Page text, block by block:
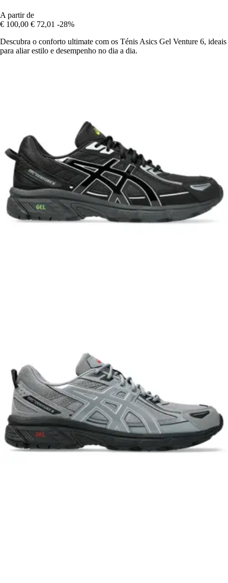
A partir de
€ 100,00 € 72,01 -28%
Descubra o conforto ultimate com os Ténis Asics Gel Venture 6, ideais
para aliar estilo e desempenho no dia a dia.